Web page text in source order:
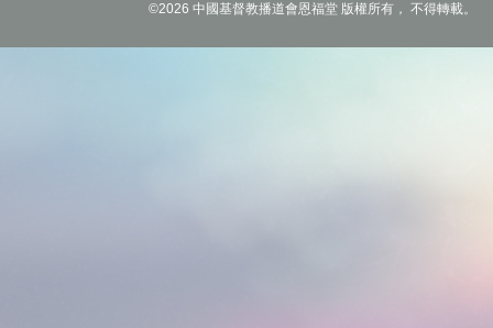
©2026 中國基督教播道會恩福堂 版權所有， 不得轉載。